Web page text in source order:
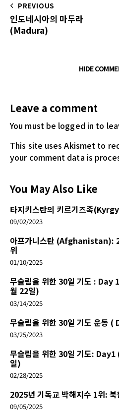
PREVIOUS
인도네시아의 마두라
(Madura)
HIDE
Leave a comment
You must be logged in to
This site uses Akismet to
your comment data is
You May Also Like
타지키스탄의 키르기즈족
09/02/2023
아프가니스탄 (Afghanistan):
위
01/10/2025
무슬림을 위한 30일 기도 :
월 22일)
03/14/2025
무슬림을 위한 30일 기도 운동
03/25/2023
무슬림을 위한 30일 기도:
일)
02/28/2025
2025년 기독교 박해지수 1위:
09/05/2025